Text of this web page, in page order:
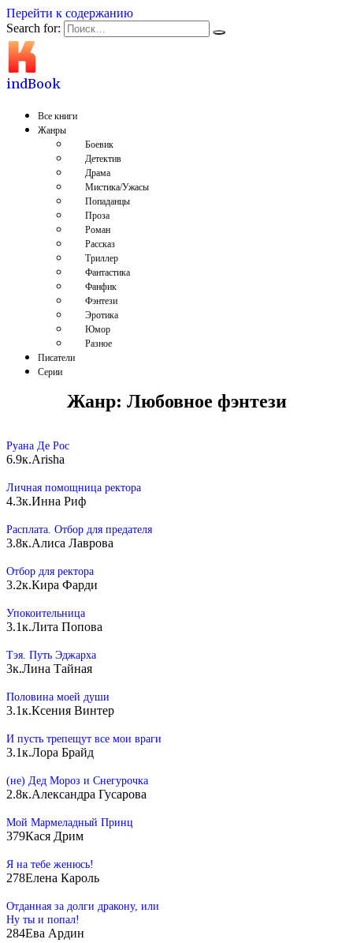
Перейти к содержанию
Search for:
indBook
Все книги
Жанры
Боевик
Детектив
Драма
Мистика/Ужасы
Попаданцы
Проза
Роман
Рассказ
Триллер
Фантастика
Фанфик
Фэнтези
Эротика
Юмор
Разное
Писатели
Серии
Жанр: Любовное фэнтези
Руана Де Рос
6.9к.Arisha
Личная помощница ректора
4.3к.Инна Риф
Расплата. Отбор для предателя
3.8к.Алиса Лаврова
Отбор для ректора
3.2к.Кира Фарди
Упокоительница
3.1к.Лита Попова
Тэя. Путь Эджарха
3к.Лина Тайная
Половина моей души
3.1к.Ксения Винтер
И пусть трепещут все мои враги
3.1к.Лора Брайд
(не) Дед Мороз и Снегурочка
2.8к.Александра Гусарова
Мой Мармеладный Принц
379Кася Дрим
Я на тебе женюсь!
278Елена Кароль
Отданная за долги дракону, или
Ну ты и попал!
284Ева Ардин